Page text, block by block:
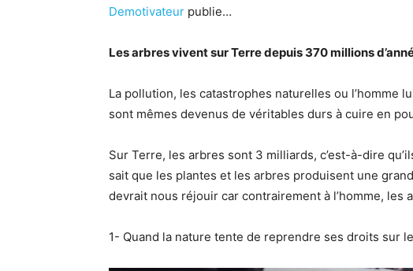
Demotivateur publie…
Les arbres vivent sur Terre depuis 370 millions
La pollution, les catastrophes naturelles ou l’homme
sont mêmes devenus de véritables durs à cuire en
Sur Terre, les arbres sont 3 milliards, c’est-à-dire
sait que les plantes et les arbres produisent une
devrait nous réjouir car contrairement à l’homme, les
1- Quand la nature tente de reprendre ses droits sur